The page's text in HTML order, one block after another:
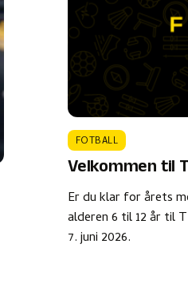
FOTBALL
Velkommen til
Er du klar for årets
alderen 6 til 12 år til
7. juni 2026.